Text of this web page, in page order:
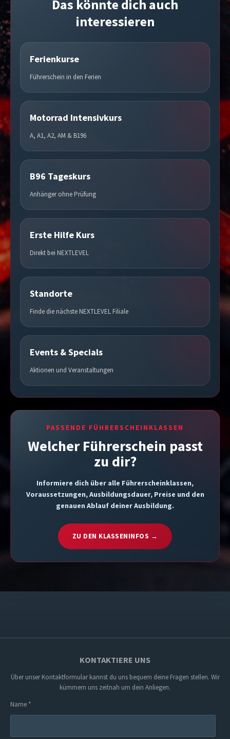
Das könnte dich auch
interessieren
Ferienkurse
Führerschein in den Ferien
Motorrad Intensivkurs
A, A1, A2, AM & B196
B96 Tageskurs
Anhänger ohne Prüfung
Erste Hilfe Kurs
Direkt bei NEXTLEVEL
Standorte
Finde die nächste NEXTLEVEL Filiale
Events & Specials
Aktionen und Veranstaltungen
PASSENDE FÜHRERSCHEINKLASSEN
Welcher Führerschein passt
zu dir?
Informiere dich über alle Führerscheinklassen,
Voraussetzungen, Ausbildungsdauer, Preise und den
genauen Ablauf deiner Ausbildung.
ZU DEN KLASSENINFOS →
KONTAKTIERE UNS
Über unser Kontaktformular kannst du uns bequem deine Fragen stellen. Wir
kümmern uns zeitnah um dein Anliegen.
Name *